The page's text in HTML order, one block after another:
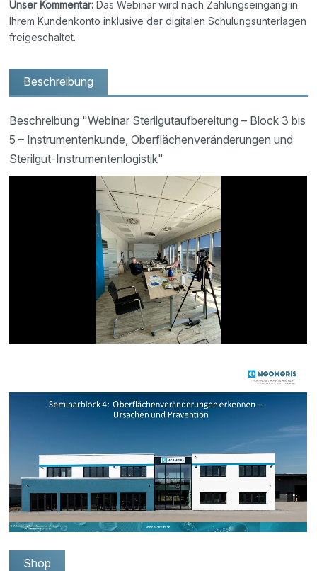
Unser Kommentar: Das Webinar wird nach Zahlungseingang in
Ihrem Kundenkonto inklusive der digitalen Schulungsunterlagen
freigeschaltet.
Beschreibung
Beschreibung "Webinar Sterilgutaufbereitung – Block 3 bis
5 – Instrumentenkunde, Oberflächenveränderungen und
Sterilgut-Instrumentenlogistik"
Shop